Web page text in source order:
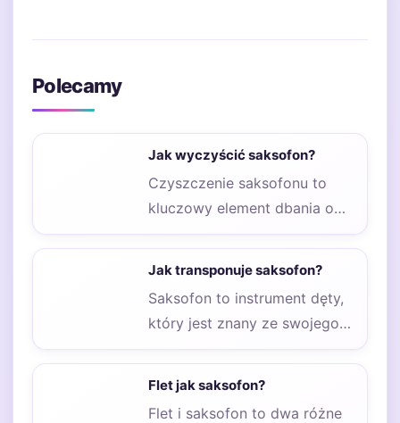
Polecamy
Jak wyczyścić saksofon?
Czyszczenie saksofonu to
kluczowy element dbania o
instrument, który ma wpływ
Jak transponuje saksofon?
Saksofon to instrument dęty,
który jest znany ze swojego
charakterystycznego
zastosowania w…
Flet jak saksofon?
Flet i saksofon to dwa różne